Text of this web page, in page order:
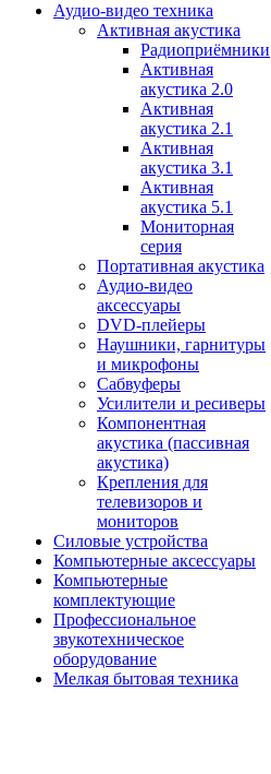
Аудио-видео техника
Активная акустика
Радиоприёмники
Активная
акустика 2.0
Активная
акустика 2.1
Активная
акустика 3.1
Активная
акустика 5.1
Мониторная
серия
Портативная акустика
Аудио-видео
аксессуары
DVD-плейеры
Наушники, гарнитуры
и микрофоны
Сабвуферы
Усилители и ресиверы
Компонентная
акустика (пассивная
акустика)
Крепления для
телевизоров и
мониторов
Силовые устройства
Компьютерные аксессуары
Компьютерные
комплектующие
Профессиональное
звукотехническое
оборудование
Мелкая бытовая техника